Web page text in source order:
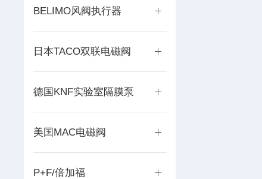
BELIMO风阀执行器
日本TACO双联电磁阀
德国KNF实验室隔膜泵
美国MAC电磁阀
P+F/倍加福